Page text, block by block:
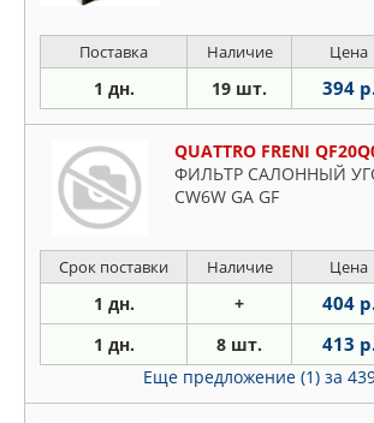
Поставка Наличие Цена
1 дн. 19 шт. 394
QUATTRO FRENI
ФИЛЬТР САЛОННЫЙ
CW6W GA GF
Срок поставки Наличие Цена
1 дн. + 404
1 дн. 8 шт. 413
Еще предложение (1) за